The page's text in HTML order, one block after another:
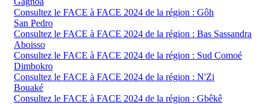
Consultez le FACE à FACE 2024 de la région : Gôh
San Pedro
Consultez le FACE à FACE 2024 de la région : Bas Sassandra
Aboisso
Consultez le FACE à FACE 2024 de la région : Sud Comoé
Dimbokro
Consultez le FACE à FACE 2024 de la région : N'Zi
Bouaké
Consultez le FACE à FACE 2024 de la région : Gbêkê